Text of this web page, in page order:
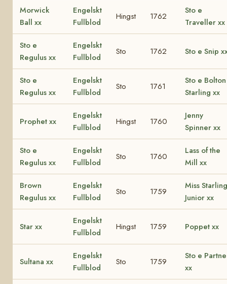
Morwick
Ball xx
Engelskt
Fullblod
Hingst 1762
Sto e
Traveller xx
Sto e
Regulus xx
Engelskt
Fullblod
Sto 1762 Sto e Snip
Sto e
Regulus xx
Engelskt
Fullblod
Sto 1761
Sto e Bolton
Starling xx
Prophet xx
Engelskt
Fullblod
Hingst 1760
Jenny
Spinner xx
Sto e
Regulus xx
Engelskt
Fullblod
Sto 1760
Lass of the
Mill xx
Brown
Regulus xx
Engelskt
Fullblod
Sto 1759
Miss Starling
Junior xx
Star xx
Engelskt
Fullblod
Hingst 1759 Poppet xx
Sultana xx
Engelskt
Fullblod
Sto 1759
Sto e
xx